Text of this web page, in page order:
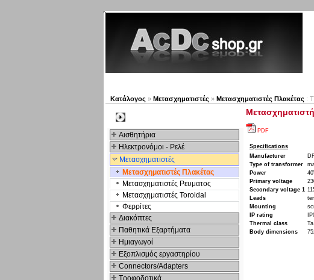
Κατάλογος » Μετασχηματιστές » Μετασχηματιστές Πλακέτας :
Αισθητήρια
Ηλεκτρονόμοι - Ρελέ
Μετασχηματιστές
Μετασχηματιστές Πλακέτας
Μετασχηματιστές Ρευματος
Μετασχηματιστές Toroidal
Φερρίτες
Διακόπτες
Παθητικά Εξαρτήματα
Hμιαγωγοί
Εξοπλισμός εργαστηρίου
Connectors/Adapters
Τροφοδοτικά
PDF
Specifications
Manufacturer
Type of transformer
Power
Primary voltage
Secondary voltage 1
Leads
Mounting
IP rating
Thermal class
Body dimensions